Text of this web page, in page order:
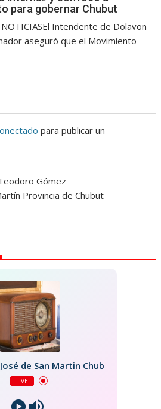
para gobernar Chubut
NOTICIASEl Intendente de Dolavon
aseguró que el Movimiento
para publicar un
Gómez
Provincia de Chubut
de San Martin Chubut
LIVE